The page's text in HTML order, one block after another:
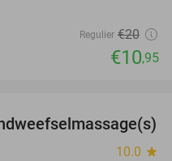
Regulier €20
€10,95
40%
10.0 star